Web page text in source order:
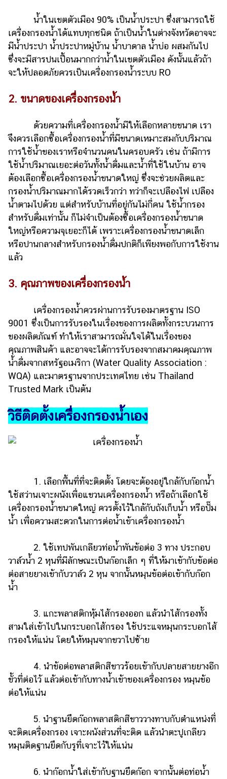
น้ำในเขตตัวเมือง 90% เป็นน้ำประปา ซึ่งสามารถใช้
เครื่องกรองน้ำได้แทบทุกชนิด ถ้าเป็นน้ำในต่างจังหวัดอาจจะ
มีน้ำประปา น้ำประปาหมู่บ้าน น้ำบาดาล น้ำบ่อ ผสมกันไป
ซึ่งจะมีสารปนเปื้อนมากกว่าน้ำในเขตตัวเมือง ดังนั้นแล้วถ้า
จะให้ปลอดภัยควรเป็นเครื่องกรองน้ำระบบ RO
2. ขนาดของเครื่องกรองน้ำ
ด้วยความที่เครื่องกรองน้ำมีให้เลือกหลายขนาด เรา
จึงควรเลือกซื้อเครื่องกรองน้ำที่มีขนาดเหมาะสมกับปริมาณ
การใช้น้ำของเราหรือจำนวนคนในครอบครัว เช่น ถ้ามีการ
ใช้น้ำปริมาณเยอะต่อวันทั้งน้ำดื่มและน้ำที่ใช้ในบ้าน อาจ
ต้องเลือกซื้อเครื่องกรองน้ำขนาดใหญ่ ซึ่งจะช่วยผลิตและ
กรองน้ำปริมาณมากได้รวดเร็วกว่า ทว่าก็จะเปลืองไฟ เปลือง
น้ำตามไปด้วย แต่สำหรับบ้านที่อยู่กันไม่กี่คน ใช้น้ำกรอง
สำหรับดื่มเท่านั้น ก็ไม่จำเป็นต้องซื้อเครื่องกรองน้ำขนาด
ใหญ่หรือความจุเยอะก็ได้ เพราะเครื่องกรองน้ำขนาดเล็ก
หรือปานกลางสำหรับกรองน้ำดื่มปกติก็เพียงพอกับการใช้งาน
แล้ว
3. คุณภาพของเครื่องกรองน้ำ
เครื่องกรองน้ำควรผ่านการรับรองมาตรฐาน ISO
9001 ซึ่งเป็นการรับรองในเรื่องของการผลิตทั้งกระบวนการ
ของผลิตภัณฑ์ ทำให้เราสามารถมั่นใจได้ในเรื่องของ
คุณภาพสินค้า และอาจจะได้การรับรองจากสมาคมคุณภาพ
น้ำดื่มจากสหรัฐอเมริกา (Water Quality Association :
WQA) และมาตรฐานจากประเทศไทย เช่น Thailand
Trusted Mark เป็นต้น
วิธีติดตั้งเครื่องกรองน้ำเอง
1. เลือกพื้นที่ที่จะติดตั้ง โดยจะต้องอยู่ใกล้กับก๊อกน้ำ
ใช้สว่านเจาะผนังเพื่อแขวนเครื่องกรองน้ำ หรือถ้าเลือกใช้
เครื่องกรองน้ำขนาดใหญ่ ควรตั้งไว้ใกล้กับถังเก็บน้ำ หรือปั๊ม
น้ำ เพื่อความสะดวกในการต่อน้ำเข้าเครื่องกรองน้ำ
2. ใช้เทปพันเกลียวท่อน้ำพันข้อต่อ 3 ทาง ประกอบ
วาล์วน้ำ 2 หุนที่มีลักษณะเป็นก๊อกเล็ก ๆ ที่ให้มาเข้ากับข้อต่อ
ต่อสายยางเข้ากับวาล์ว 2 หุน จากนั้นหมุนข้อต่อเข้ากับก๊อก
น้ำ
3. แกะพลาสติกหุ้มไส้กรองออก แล้วนำไส้กรองทั้ง
สามใส่เข้าไปในกระบอกไส้กรอง ใช้ประแจหมุนกระบอกไส้
กรองให้แน่น โดยให้หมุนจากขวาไปซ้าย
4. นำข้อต่อพลาสติกสีขาวร้อยเข้ากับปลายสายยางอีก
ขั้วที่ต่อไว้ แล้วต่อเข้ากับทางน้ำเข้าของเครื่องกรอง หมุนข้อ
ต่อให้แน่น
5. นำฐานยึดก๊อกพลาสติกสีขาววางทาบกับตำแหน่งที่
จะติดเครื่องกรอง เจาะผนังส่วนที่จะติด แล้วนำตะปูเกลียว
หมุนติดฐานยึดกับรูที่เจาะไว้ให้แน่น
6. นำก๊อกน้ำใส่เข้ากับฐานยึดก๊อก จากนั้นต่อท่อน้ำ